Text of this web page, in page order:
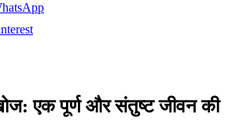
एक पूर्ण और संतुष्ट जीवन की